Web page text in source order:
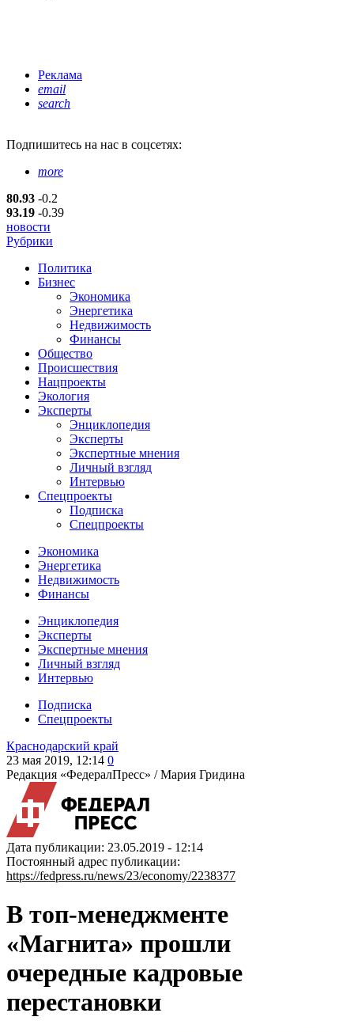
Реклама
email
search
Подпишитесь на нас в соцсетях:
more
80.93 -0.2
93.19 -0.39
новости
Рубрики
Политика
Бизнес
Экономика
Энергетика
Недвижимость
Финансы
Общество
Происшествия
Нацпроекты
Экология
Эксперты
Энциклопедия
Эксперты
Экспертные мнения
Личный взгляд
Интервью
Спецпроекты
Подписка
Спецпроекты
Экономика
Энергетика
Недвижимость
Финансы
Энциклопедия
Эксперты
Экспертные мнения
Личный взгляд
Интервью
Подписка
Спецпроекты
Краснодарский край
23 мая 2019, 12:14 0
Редакция «ФедералПресс» /Мария Гридина
Дата публикации: 23.05.2019 - 12:14
Постоянный адрес публикации:
https://fedpress.ru/news/23/economy/2238377
В топ-менеджменте
«Магнита» прошли
очередные кадровые
перестановки